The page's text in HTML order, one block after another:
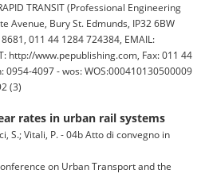
TRANSIT (Professional Engineering
Avenue, Bury St. Edmunds, IP32 6BW
011 44 1284 724384, EMAIL:
http://www.pepublishing.com, Fax: 011 44
0954-4097 - wos: WOS:000410130500009
(3)
rates in urban rail systems
S.; Vitali, P. - 04b Atto di convegno in
on Urban Transport and the